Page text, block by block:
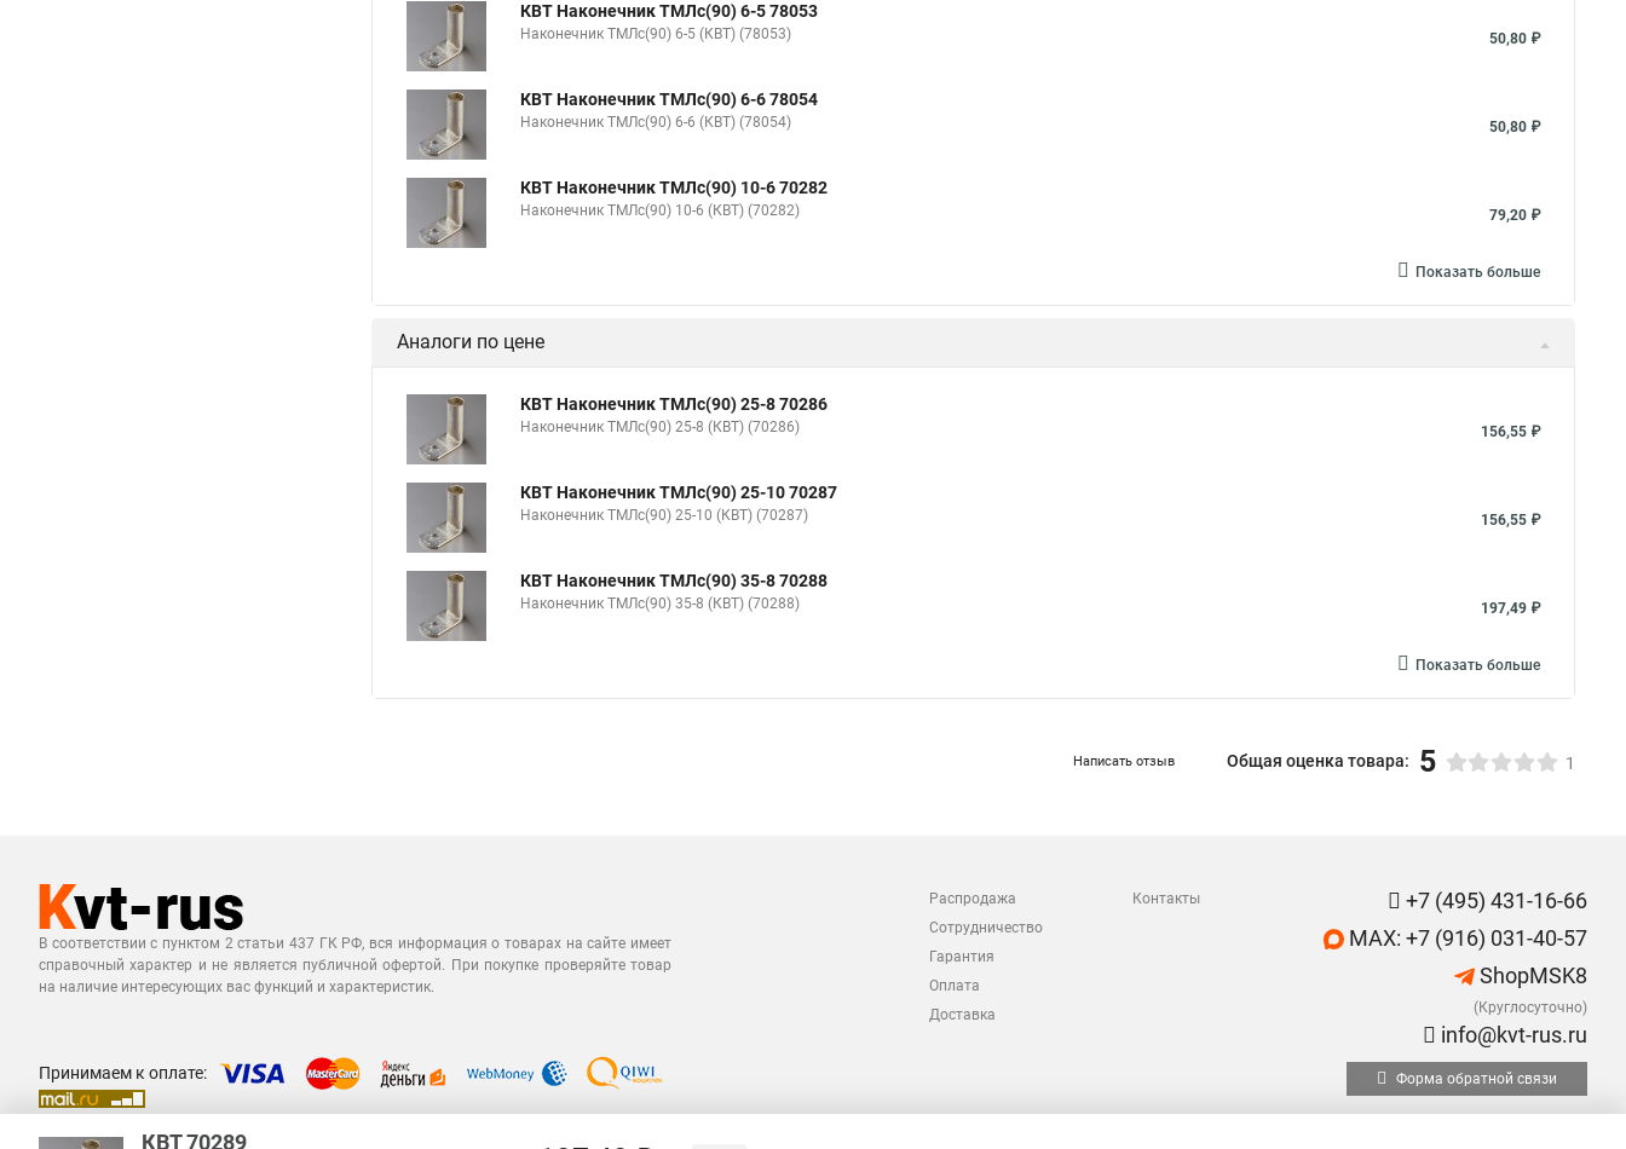
КВТ Наконечник ТМЛс(90) 6-5 78053
Наконечник ТМЛс(90) 6-5 (КВТ) (78053) 50,80 ₽
КВТ Наконечник ТМЛс(90) 6-6 78054
Наконечник ТМЛс(90) 6-6 (КВТ) (78054) 50,80 ₽
КВТ Наконечник ТМЛс(90) 10-6 70282
Наконечник ТМЛс(90) 10-6 (КВТ) (70282) 79,20 ₽
Показать больше
Аналоги по цене
КВТ Наконечник ТМЛс(90) 25-8 70286
Наконечник ТМЛс(90) 25-8 (КВТ) (70286) 156,55 ₽
КВТ Наконечник ТМЛс(90) 25-10 70287
Наконечник ТМЛс(90) 25-10 (КВТ) (70287) 156,55 ₽
КВТ Наконечник ТМЛс(90) 35-8 70288
Наконечник ТМЛс(90) 35-8 (КВТ) (70288) 197,49 ₽
Показать больше
Написать отзыв Общая оценка товара: 5 1
В соответствии с пунктом 2 статьи 437 ГК РФ, вся информация о товарах на сайте имеет
справочный характер и не является публичной офертой. При покупке проверяйте товар
на наличие интересующих вас функций и характеристик.
Распродажа
Сотрудничество
Гарантия
Оплата
Доставка
Контакты
+7 (495) 431-16-66
MAX: +7 (916) 031-40-57
ShopMSK8
(Круглосуточно)
info@kvt-rus.ru
Принимаем к оплате: Форма обратной связи
КВТ 70289